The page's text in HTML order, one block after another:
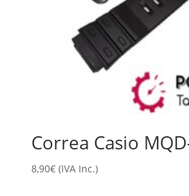
Correa Casio
8,90€ (IVA Inc.)